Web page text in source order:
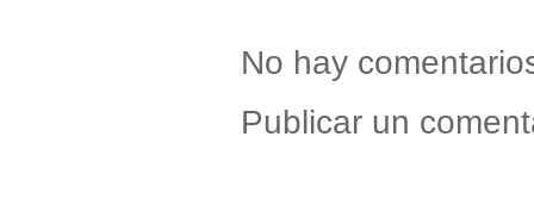
No hay
Publicar un